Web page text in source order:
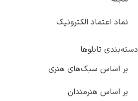
نماد اعتماد الکترونیک
دسته‌بندی تابلوها
بر اساس سبک‌های هنری
بر اساس هنرمندان